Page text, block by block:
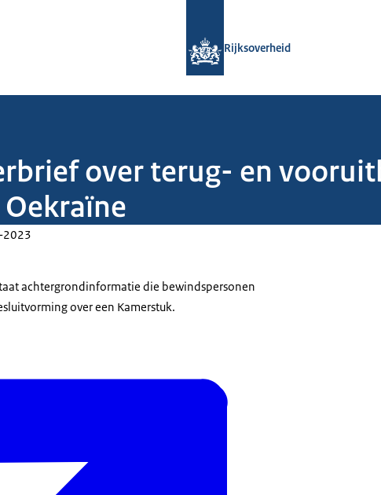
Rijksoverheid
over terug- en
achtergrondinformatie die bewindspersonen
over een Kamerstuk.